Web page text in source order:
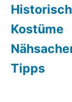
Kostüme
Tipps